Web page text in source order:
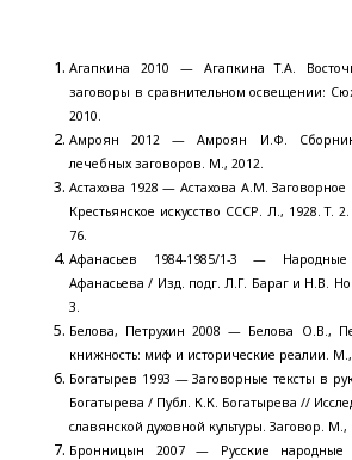
Агапкина 2010 — Агапкина Т.А.
заговоры в сравнительном освещении:
2010.
Амроян 2012 — Амроян И.Ф. Сборник
лечебных заговоров. М., 2012.
Астахова 1928 — Астахова А.М.
Крестьянское искусство СССР. Л., 1928. Т.
76.
Афанасьев 1984-1985/1-3 —
Афанасьева / Изд. подг. Л.Г. Бараг и Н.В.
3.
Белова, Петрухин 2008 — Белова О.В.,
книжность: миф и исторические реалии. М.,
Богатырев 1993 — Заговорные тексты в
Богатырева / Публ. К.К. Богатырева //
славянской духовной культуры. Заговор. М.,
Бронницын 2007 — Русские